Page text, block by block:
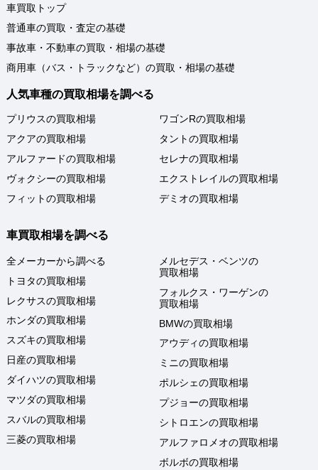
車買取トップ
普通車の買取・査定の基礎
事故車・不動車の買取・相場の基礎
商用車（バス・トラックなど）の買取・相場の基礎
人気車種の買取相場を調べる
プリウスの買取相場
アクアの買取相場
アルファードの買取相場
ヴォクシーの買取相場
フィットの買取相場
ワゴンRの買取相場
タントの買取相場
セレナの買取相場
エクストレイルの買取相場
デミオの買取相場
車買取相場を調べる
全メーカーから調べる
トヨタの買取相場
レクサスの買取相場
ホンダの買取相場
スズキの買取相場
日産の買取相場
ダイハツの買取相場
マツダの買取相場
スバルの買取相場
三菱の買取相場
メルセデス・ベンツの
買取相場
フォルクス・ワーゲンの
買取相場
BMWの買取相場
アウディの買取相場
ミニの買取相場
ポルシェの買取相場
プジョーの買取相場
シトロエンの買取相場
アルファロメオの買取相場
ボルボの買取相場